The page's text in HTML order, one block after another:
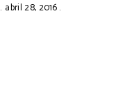
abril 28, 2016